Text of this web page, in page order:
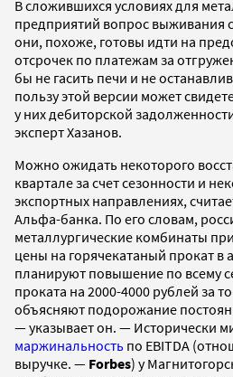
В сложившихся условиях для
предприятий вопрос выживания
они, похоже, готовы идти на
отсрочек по платежам за
бы не гасить печи и не
пользу этой версии может
у них дебиторской
эксперт Хазанов.
Можно ожидать некоторого
квартале за счет сезонности и
экспортных направлениях,
Альфа-банка. По его словам,
металлургические комбинаты
цены на горячекатаный прокат в
планируют повышение по всему
проката на 2000-4000 рублей за
объясняют подорожание
— указывает он. — Исторически
маржинальность по EBITDA
выручке. — Forbes) у